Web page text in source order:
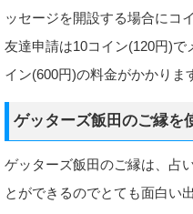
ッセージを開設する場合にコ
友達申請は10コイン(120円)で
イン(600円)の料金がかかりま
ゲッターズ飯田のご縁を
ゲッターズ飯田のご縁は、占
とができるのでとても面白い